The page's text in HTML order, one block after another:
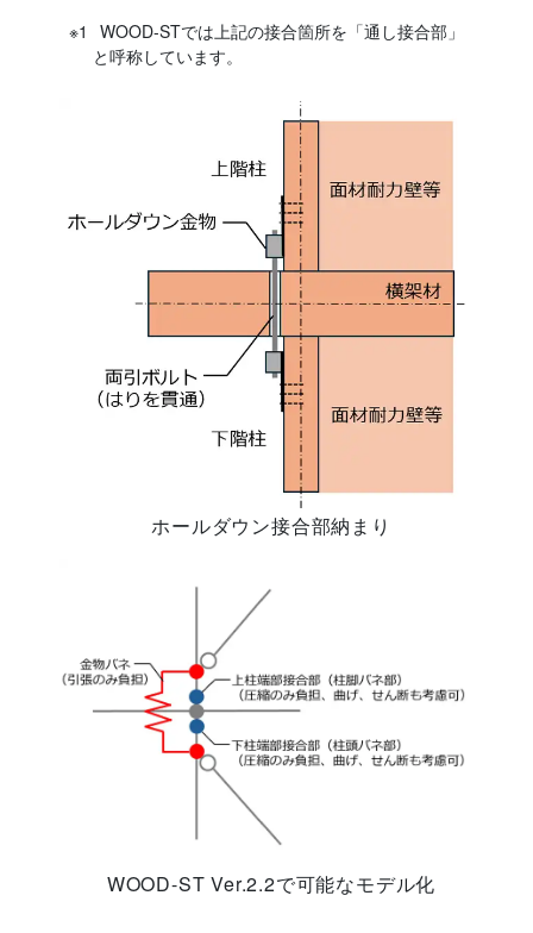
WOOD-STでは上記の接合箇所を「通し接合部」
と呼称しています。
ホールダウン接合部納まり
WOOD-ST Ver.2.2で可能なモデル化